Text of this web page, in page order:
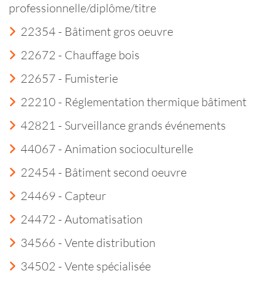
professionnelle/diplôme/titre
22354 - Bâtiment gros oeuvre
22672 - Chauffage bois
22657 - Fumisterie
22210 - Réglementation thermique bâtiment
42821 - Surveillance grands événements
44067 - Animation socioculturelle
22454 - Bâtiment second oeuvre
24469 - Capteur
24472 - Automatisation
34566 - Vente distribution
34502 - Vente spécialisée